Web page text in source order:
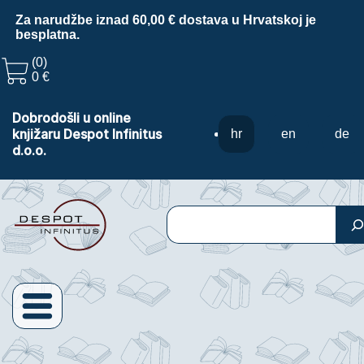
Za narudžbe iznad 60,00 € dostava u Hrvatskoj je
besplatna.
(0)
0 €
Dobrodošli u online
knjižaru Despot Infinitus
d.o.o.
hr en de
Pretraga